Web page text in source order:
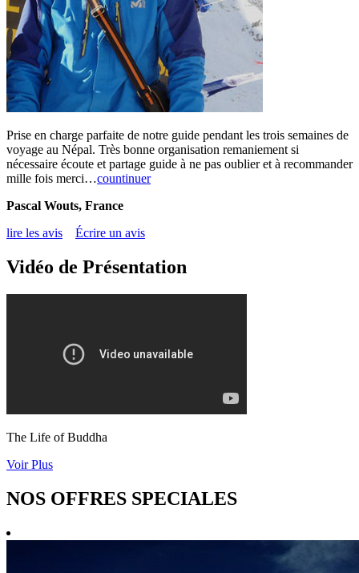
Prise en charge parfaite de notre guide pendant les trois semaines de
voyage au Népal. Très bonne organisation remaniement si
nécessaire écoute et partage guide à ne pas oublier et à recommander
mille fois merci…countinuer
Pascal Wouts, France
lire les avis
Écrire un avis
Vidéo de Présentation
The Life of Buddha
Voir Plus
NOS OFFRES SPECIALES